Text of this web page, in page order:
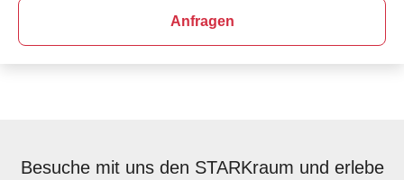
Anfragen
Besuche mit uns den STARKraum und erlebe